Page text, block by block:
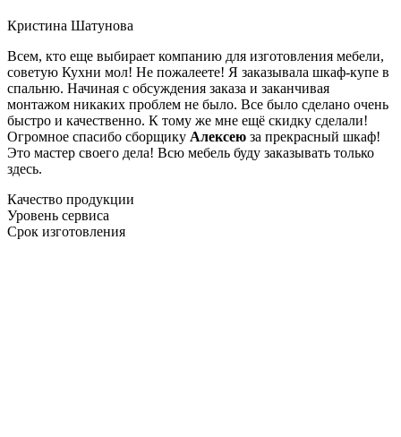
Кристина Шатунова
Всем, кто еще выбирает компанию для изготовления мебели,
советую Кухни мол! Не пожалеете! Я заказывала шкаф-купе в
спальню. Начиная с обсуждения заказа и заканчивая
монтажом никаких проблем не было. Все было сделано очень
быстро и качественно. К тому же мне ещё скидку сделали!
Огромное спасибо сборщику Алексею за прекрасный шкаф!
Это мастер своего дела! Всю мебель буду заказывать только
здесь.
Качество продукции
Уровень сервиса
Срок изготовления